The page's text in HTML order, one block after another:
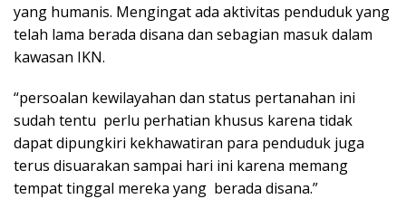
yang humanis. Mengingat ada aktivitas penduduk yang
telah lama berada disana dan sebagian masuk dalam
kawasan IKN.
“persoalan kewilayahan dan status pertanahan ini
sudah tentu perlu perhatian khusus karena tidak
dapat dipungkiri kekhawatiran para penduduk juga
terus disuarakan sampai hari ini karena memang
tempat tinggal mereka yang berada disana.”